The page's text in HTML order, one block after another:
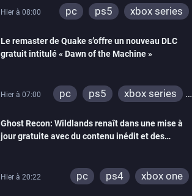
Hier à 08:00 pc ps5 xbox series
Le remaster de Quake s’offre un nouveau DLC
gratuit intitulé « Dawn of the Machine »
Hier à 07:00 pc ps5
xbox series
xbox one
nintendo 64
Ghost Recon: Wildlands renaît dans une mise à
jour gratuite avec du contenu inédit et des
Hier à 20:22 pc ps4 xbox one